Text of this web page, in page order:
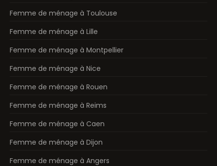
Femme de ménage à Toulouse
Femme de ménage à Lille
Femme de ménage à Montpellier
Femme de ménage à Nice
Femme de ménage à Rouen
Femme de ménage à Reims
Femme de ménage à Caen
Femme de ménage à Dijon
Femme de ménage à Angers